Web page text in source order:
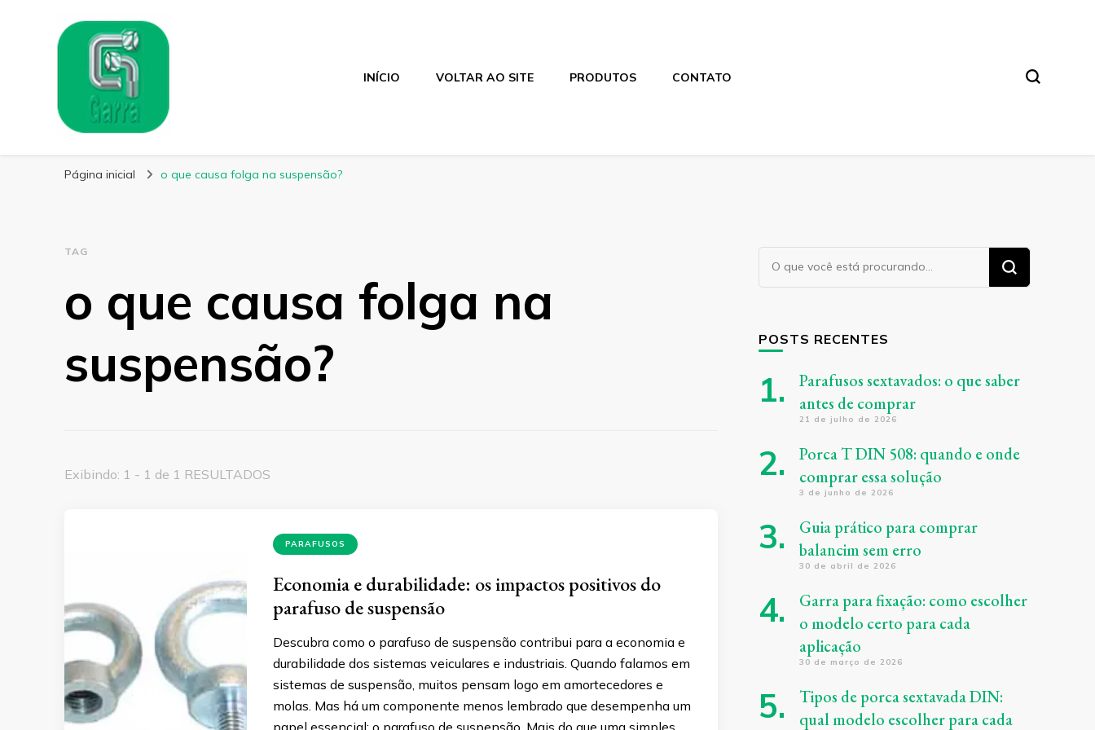
Garra Fixação
INÍCIO VOLTAR AO SITE PRODUTOS CONTATO
Página inicial o que causa folga na suspensão?
TAG
o que causa folga na
suspensão?
Exibindo: 1 - 1 de 1 RESULTADOS
PARAFUSOS
Economia e durabilidade: os impactos positivos do
parafuso de suspensão
Descubra como o parafuso de suspensão contribui para a economia e
durabilidade dos sistemas veiculares e industriais. Quando falamos em
sistemas de suspensão, muitos pensam logo em amortecedores e
molas. Mas há um componente menos lembrado que desempenha um
papel essencial: o parafuso de suspensão. Mais do que uma simples
Procurando
algo?
POSTS RECENTES
Parafusos sextavados: o que saber
antes de comprar
21 de julho de 2026
Porca T DIN 508: quando e onde
comprar essa solução
3 de junho de 2026
Guia prático para comprar
balancim sem erro
30 de abril de 2026
Garra para fixação: como escolher
o modelo certo para cada
aplicação
30 de março de 2026
Tipos de porca sextavada DIN:
qual modelo escolher para cada